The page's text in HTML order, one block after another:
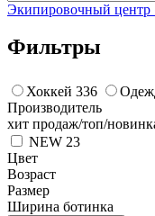
Экипировочный центр
Фильтры
Хоккей 336
Производитель
хит продаж/топ/
NEW 23
Цвет
Возраст
Размер
Ширина ботинка